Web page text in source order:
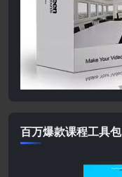
百万爆款课程工具包